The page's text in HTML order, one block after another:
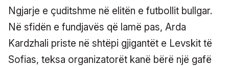
Ngjarje e çuditshme në elitën e futbollit bullgar.
Në sfidën e fundjavës që lamë pas, Arda
Kardzhali priste në shtëpi gjigantët e Levskit të
Sofias, teksa organizatorët kanë bërë një gafë